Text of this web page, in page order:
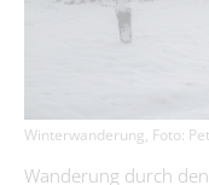
Grundsteuerreform
Aus Kita & Hort
Briesen/Brjazyna
Burg (Spreewald)/
Dissen-Striesow/
Schmogrow-Fehrow/
Förderprojekte
Amt II –
Amt IV –
Amt V - Tourismus
Bürgerbüro
Kontakt &
Firmen-
Kita, Schulen &
Gesundheitskita
Winterwanderung, Foto:
Wanderung durch